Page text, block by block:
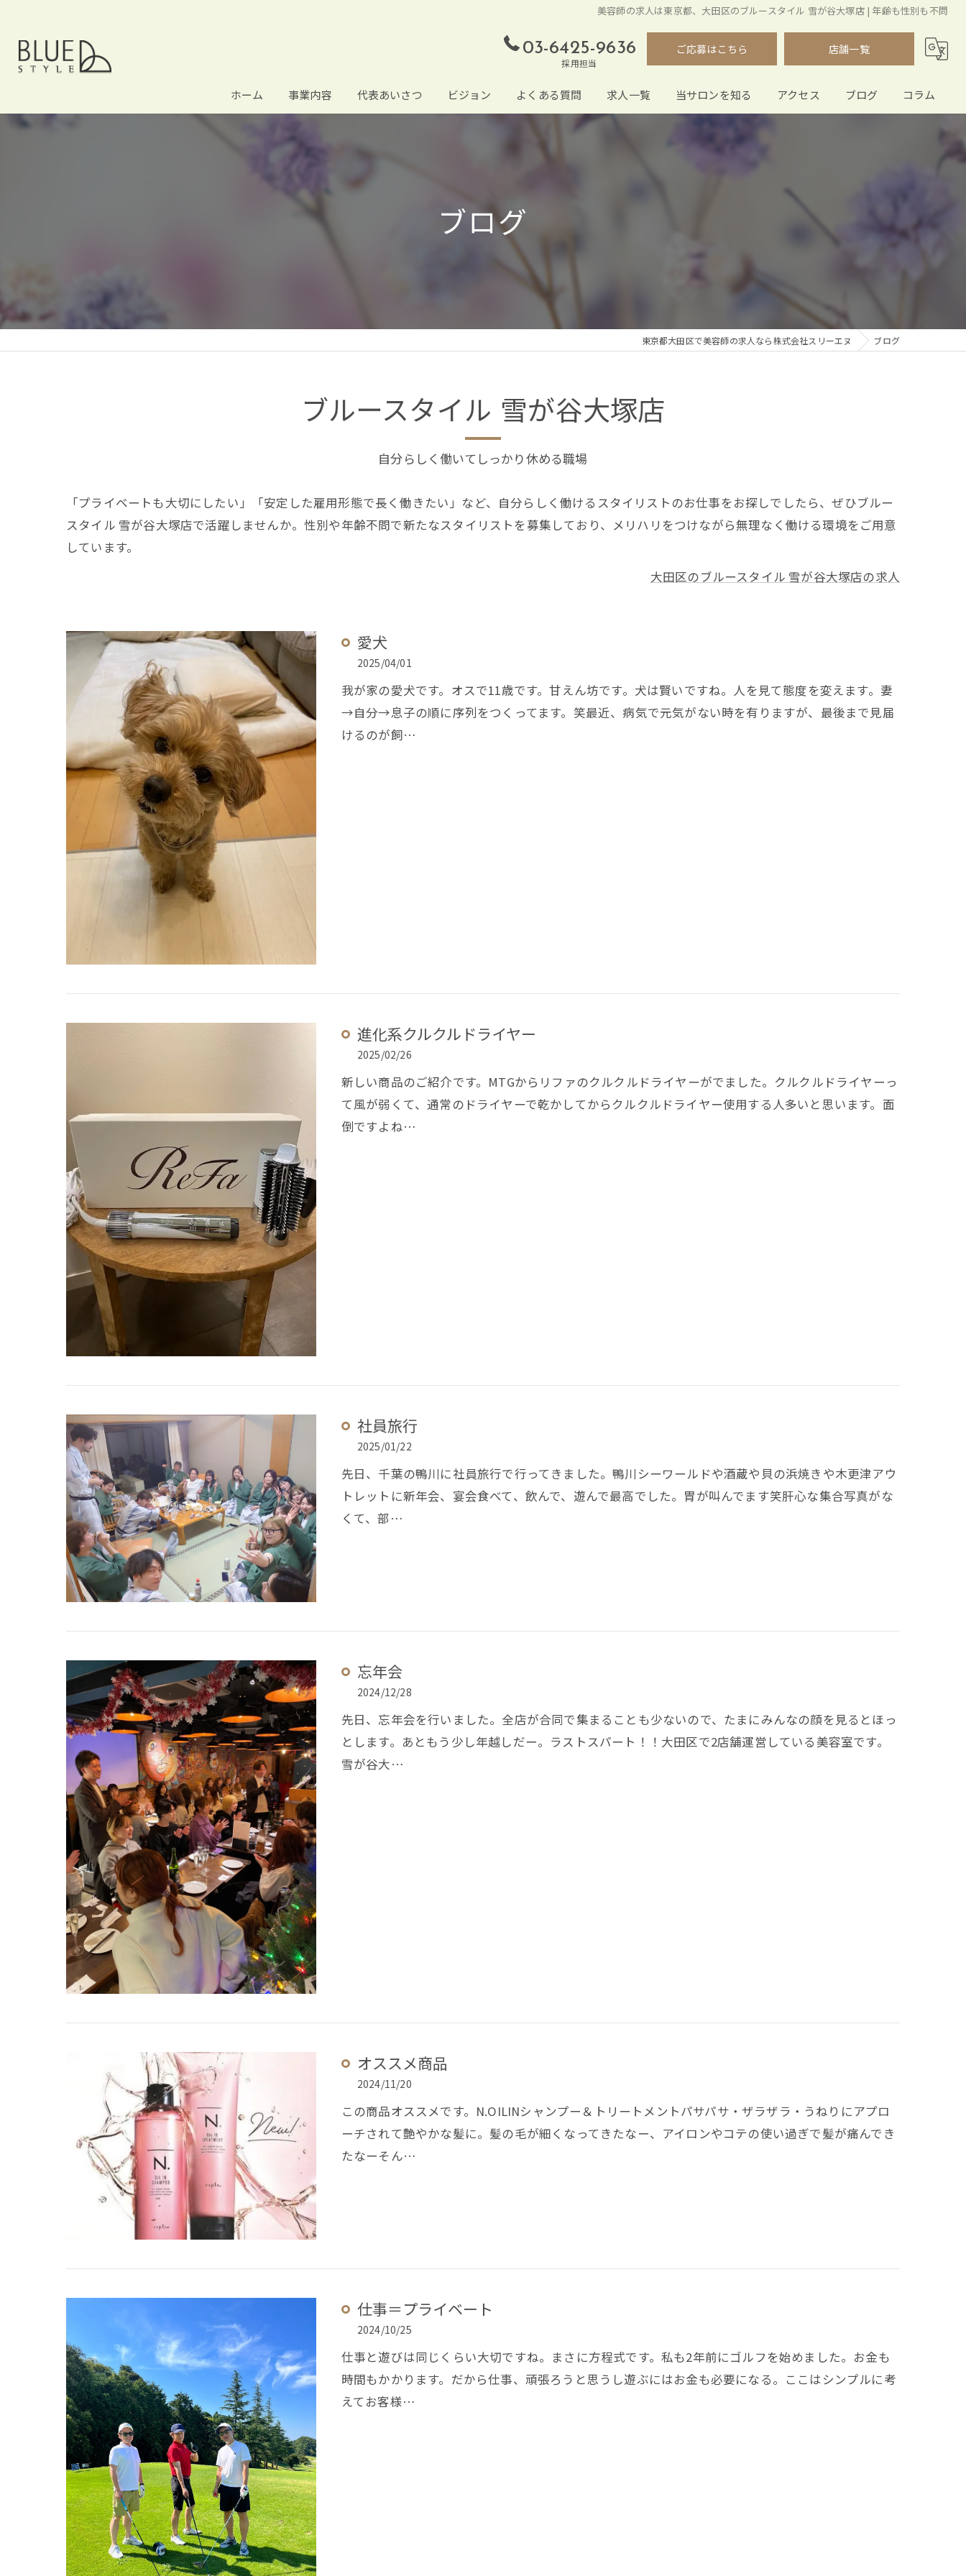
美容師の求人は東京都、大田区のブルースタイル 雪が谷大塚店 | 年齢も性別も不問
03-6425-9636
採用担当
ご応募はこちら 店舗一覧
ホーム 事業内容 代表あいさつ ビジョン よくある質問 求人一覧 当サロンを知る
中途採用
アクセス
ブルースタイル 石川台店
ブログ コラム
ブログ
東京都大田区で美容師の求人なら株式会社スリーエヌ ブログ
ブルースタイル 雪が谷大塚店
自分らしく働いてしっかり休める職場
「プライベートも大切にしたい」「安定した雇用形態で長く働きたい」など、自分らしく働けるスタイリストのお仕事をお探しでしたら、ぜひブルー
スタイル 雪が谷大塚店で活躍しませんか。性別や年齢不問で新たなスタイリストを募集しており、メリハリをつけながら無理なく働ける環境をご用意
しています。
大田区のブルースタイル 雪が谷大塚店の求人
愛犬
2025/04/01
我が家の愛犬です。オスで11歳です。甘えん坊です。犬は賢いですね。人を見て態度を変えます。妻
→自分→息子の順に序列をつくってます。笑最近、病気で元気がない時を有りますが、最後まで見届
けるのが飼…
進化系クルクルドライヤー
2025/02/26
新しい商品のご紹介です。MTGからリファのクルクルドライヤーがでました。クルクルドライヤーっ
て風が弱くて、通常のドライヤーで乾かしてからクルクルドライヤー使用する人多いと思います。面
倒ですよね…
社員旅行
2025/01/22
先日、千葉の鴨川に社員旅行で行ってきました。鴨川シーワールドや酒蔵や貝の浜焼きや木更津アウ
トレットに新年会、宴会食べて、飲んで、遊んで最高でした。胃が叫んでます笑肝心な集合写真がな
くて、部…
忘年会
2024/12/28
先日、忘年会を行いました。全店が合同で集まることも少ないので、たまにみんなの顔を見るとほっ
とします。あともう少し年越しだー。ラストスパート！！大田区で2店舗運営している美容室です。
雪が谷大…
オススメ商品
2024/11/20
この商品オススメです。N.OILINシャンプー＆トリートメントパサパサ・ザラザラ・うねりにアプロ
ーチされて艶やかな髪に。髪の毛が細くなってきたなー、アイロンやコテの使い過ぎで髪が痛んでき
たなーそん…
仕事＝プライベート
2024/10/25
仕事と遊びは同じくらい大切ですね。まさに方程式です。私も2年前にゴルフを始めました。お金も
時間もかかります。だから仕事、頑張ろうと思うし遊ぶにはお金も必要になる。ここはシンプルに考
えてお客様…